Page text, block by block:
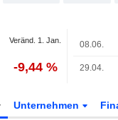
Veränd. 1. Jan.
-9,44 %
08.06.
29.04.
Unternehmen